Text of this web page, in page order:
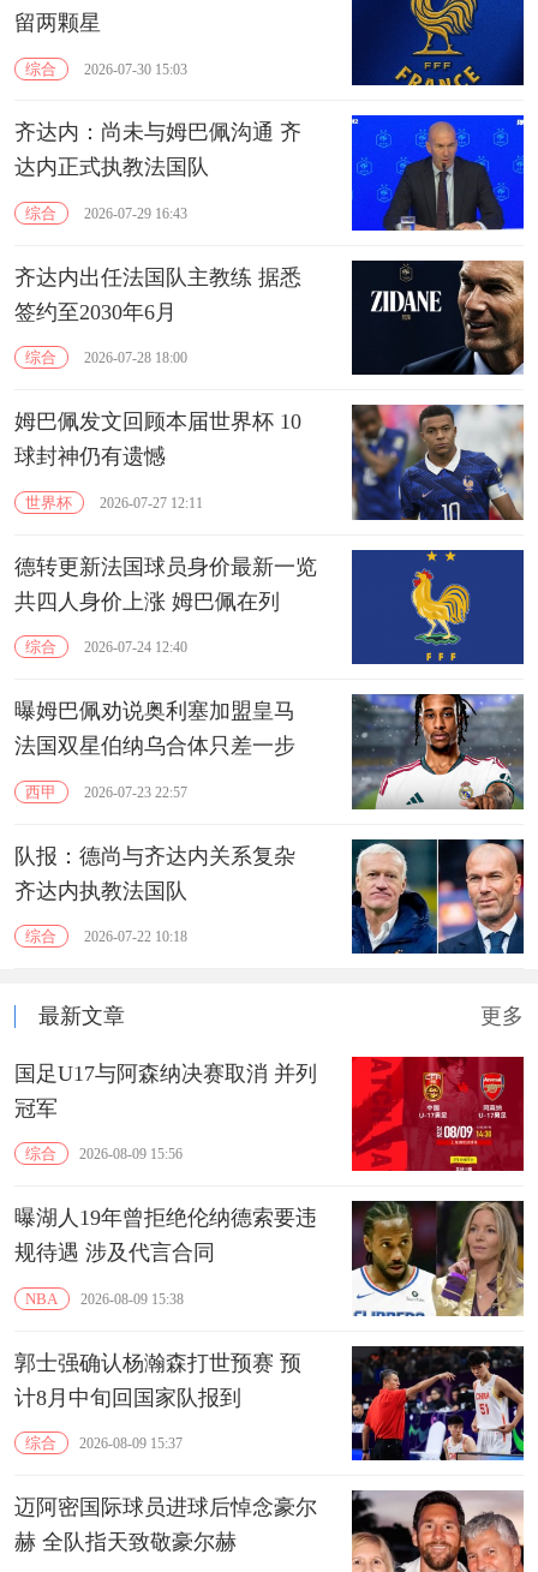
留两颗星
综合 2026-07-30 15:03
齐达内：尚未与姆巴佩沟通 齐
达内正式执教法国队
综合 2026-07-29 16:43
齐达内出任法国队主教练 据悉
签约至2030年6月
综合 2026-07-28 18:00
姆巴佩发文回顾本届世界杯 10
球封神仍有遗憾
世界杯 2026-07-27 12:11
德转更新法国球员身价最新一览
共四人身价上涨 姆巴佩在列
综合 2026-07-24 12:40
曝姆巴佩劝说奥利塞加盟皇马
法国双星伯纳乌合体只差一步
西甲 2026-07-23 22:57
队报：德尚与齐达内关系复杂
齐达内执教法国队
综合 2026-07-22 10:18
最新文章 更多
国足U17与阿森纳决赛取消 并列
冠军
综合 2026-08-09 15:56
曝湖人19年曾拒绝伦纳德索要违
规待遇 涉及代言合同
NBA 2026-08-09 15:38
郭士强确认杨瀚森打世预赛 预
计8月中旬回国家队报到
综合 2026-08-09 15:37
迈阿密国际球员进球后悼念豪尔
赫 全队指天致敬豪尔赫